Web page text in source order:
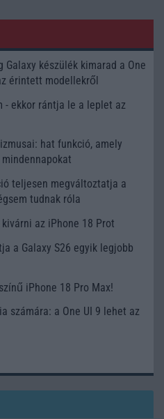
Galaxy készülék kimarad a One
érintett modellekről
- ekkor rántja le a leplet az
hat funkció, amely
teljesen megváltoztatja a
tudnak róla
az iPhone 18 Prot
a Galaxy S26 egyik legjobb
iPhone 18 Pro Max!
számára: a One UI 9 lehet az